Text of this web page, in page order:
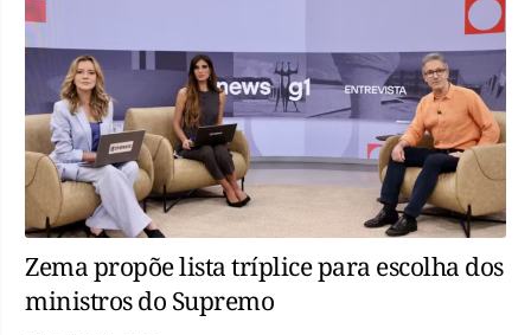
Zema propõe lista tríplice para escolha dos
ministros do Supremo